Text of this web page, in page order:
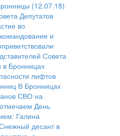
(12.07.18)
Депутатов
во
и
Совета
Бронницах
лифтов
В Бронницах
СВО на
День
Галина
десант в